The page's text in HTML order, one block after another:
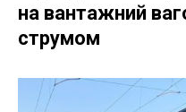
на вантажний
струмом